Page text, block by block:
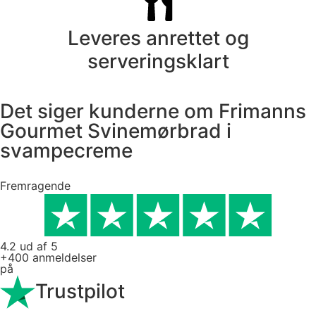
Leveres anrettet og
serveringsklart
Det siger kunderne om Frimanns
Gourmet Svinemørbrad i
svampecreme
Fremragende
4.2 ud af 5
+400 anmeldelser
på
Trustpilot